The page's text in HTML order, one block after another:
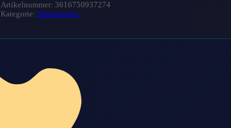
Artikelnummer: 3616750937274
Kategorie: Damenmode